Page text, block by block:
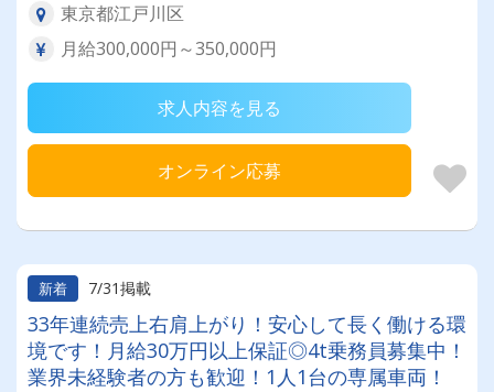
東京都江戸川区
月給300,000円～350,000円
求人内容を見る
オンライン応募
新着 7/31掲載
33年連続売上右肩上がり！安心して長く働ける環
境です！月給30万円以上保証◎4t乗務員募集中！
業界未経験者の方も歓迎！1人1台の専属車両！